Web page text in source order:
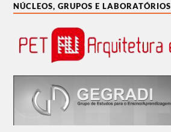
NÚCLEOS, GRUPOS E LABORATÓRIOS